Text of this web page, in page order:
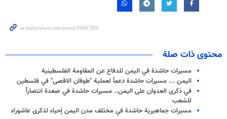
محتوى ذات صلة
مسيرات حاشدة في اليمن للدفاع عن المقاومة الفلسطينية
اليمن ... مسيرات حاشدة دعماً لعملية "طوفان الاقصى" في فلسطين
في ذكرى العدوان على اليمن.. مسيرات حاشدة في صعدة انتصاراً
للشعب
مسيرات جماهيرية حاشدة في مختلف مدن اليمن إحياء لذكرى عاشوراء